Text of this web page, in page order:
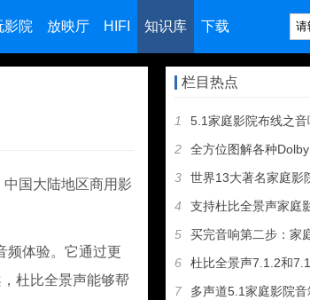
影院 放映厅 HIFI 知识库 下载
国大陆地区商用影
频体验。它通过更
杜比全景声能够帮
栏目热点
1
5.1家庭影院布线之音响如何
2
全方位图解各种Dolby Atmos杜比
3
世界13大著名家庭影
4
支持杜比全景声家庭影院AV
5
买完音响第二步：家庭影院
6
杜比全景声7.1.2和7.1.4音箱
7
多声道5.1家庭影院音箱